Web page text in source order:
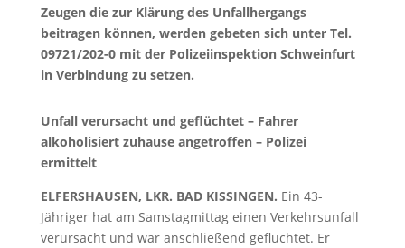
Zeugen die zur Klärung des Unfallhergangs
beitragen können, werden gebeten sich unter Tel.
09721/202-0 mit der Polizeiinspektion Schweinfurt
in Verbindung zu setzen.
Unfall verursacht und geflüchtet – Fahrer
alkoholisiert zuhause angetroffen – Polizei
ermittelt
ELFERSHAUSEN, LKR. BAD KISSINGEN. Ein 43-
Jähriger hat am Samstagmittag einen Verkehrsunfall
verursacht und war anschließend geflüchtet. Er